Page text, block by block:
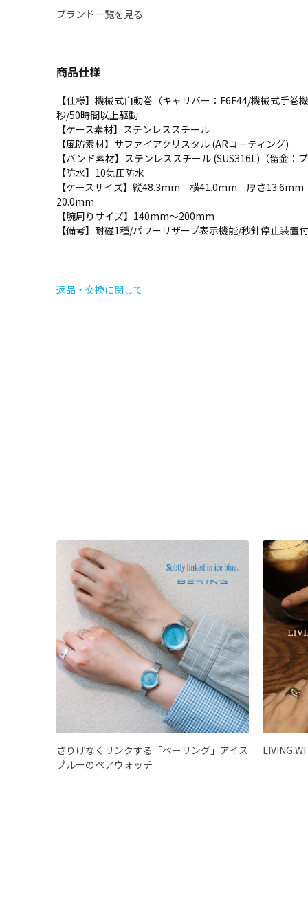
ブランド一覧を見る
商品仕様
【仕様】機械式自動巻（キャリバー：F6F44/機械式手巻
秒/50時間以上駆動
【ケース素材】ステンレススチール
【風防素材】サファイアクリスタル (ARコーティング)
【バンド素材】ステンレススチール (SUS316L)（留金：
【防水】10気圧防水
【ケースサイズ】縦48.3mm 横41.0mm 厚さ
20.0mm
【腕周りサイズ】140mm～200mm
【備考】耐磁1種/パワーリザーブ表示機能/秒針停止装置
返品・交換に関して
さりげなくリンクする「ベーリング」アイス
ブルーのペアウォッチ
LIVING